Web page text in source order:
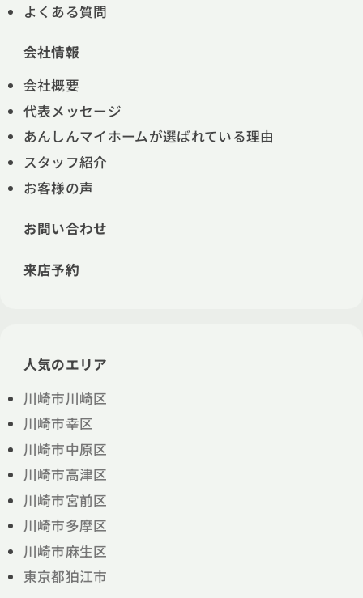
よくある質問
会社情報
会社概要
代表メッセージ
あんしんマイホームが選ばれている理由
スタッフ紹介
お客様の声
お問い合わせ
来店予約
人気のエリア
川崎市川崎区
川崎市幸区
川崎市中原区
川崎市高津区
川崎市宮前区
川崎市多摩区
川崎市麻生区
東京都狛江市